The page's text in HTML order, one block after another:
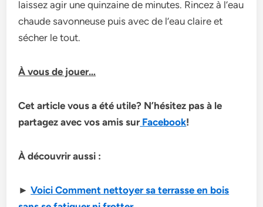
laissez agir une quinzaine de minutes. Rincez à l’eau
chaude savonneuse puis avec de l’eau claire et
sécher le tout.
À vous de jouer…
Cet article vous a été utile? N’hésitez pas à le
partagez avec vos amis surFacebook!
À découvrir aussi :
► Voici Comment nettoyer sa terrasse en bois